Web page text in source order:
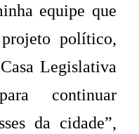
equipe que
político,
Legislativa
continuar
da cidade”,